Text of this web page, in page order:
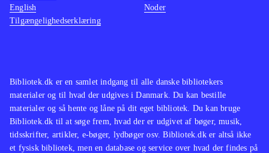
atomet
Strejftog i Niels Bohrs tanker
og om hans filosofiske tanker findes
filosofiske tanker findes .
Bibliotek.dk er en samlet indgang til alle danske bibliotekers
materialer og til hvad der udgives i Danmark. Du kan bestille
materialer og så hente og låne på dit eget bibliotek. Du kan bruge
Bibliotek.dk til at søge frem, hvad der er udgivet af bøger, musik,
tidsskrifter, artikler, e-bøger, lydbøger osv. Bibliotek.dk er altså ikke
et fysisk bibliotek, men en database og service over hvad der findes på
English
Tilgængelighedserklæring
Noder